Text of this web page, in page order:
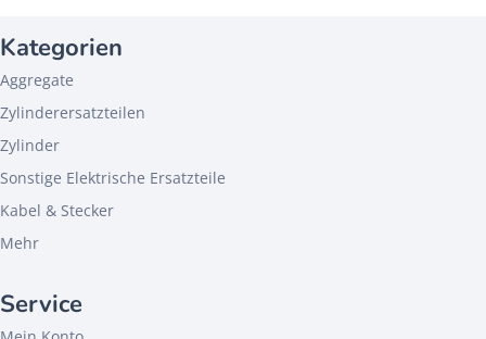
Kategorien
Aggregate
Zylinderersatzteilen
Zylinder
Sonstige Elektrische Ersatzteile
Kabel & Stecker
Mehr
Service